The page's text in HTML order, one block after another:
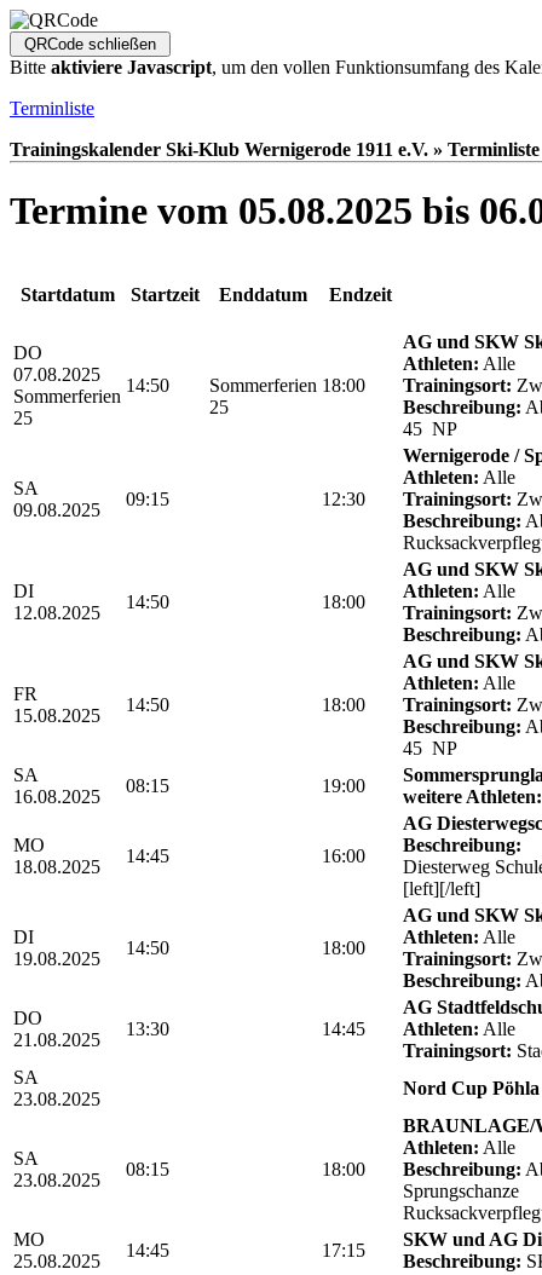
Bitte aktiviere Javascript, um den vollen Funktionsumfang des
Terminliste
Trainingskalender Ski-Klub Wernigerode 1911 e.V. » Terminliste
Termine vom 05.08.2025 bis
Startdatum Startzeit Enddatum Endzeit
DO
07.08.2025
Sommerferien
25
14:50
Sommerferien
25
18:00
AG und SKW
Athleten: Alle
Trainingsort:
Beschreibung:
45 NP
SA
09.08.2025
09:15 12:30
Wernigerode /
Athleten: Alle
Trainingsort:
Beschreibung:
DI
12.08.2025
14:50 18:00
AG und SKW
Athleten: Alle
Trainingsort:
Beschreibung:
FR
15.08.2025
14:50 18:00
AG und SKW
Athleten: Alle
Trainingsort:
Beschreibung:
45 NP
SA
16.08.2025
08:15 19:00
weitere Athleten:
MO
18.08.2025
14:45 16:00
AG
Beschreibung:
Diesterweg
[left][/left]
DI
19.08.2025
14:50 18:00
AG und SKW
Athleten: Alle
Trainingsort:
Beschreibung:
DO
21.08.2025
13:30 14:45
AG
Athleten: Alle
Trainingsort:
SA
23.08.2025
Nord Cup Pöhla
SA
23.08.2025
08:15 18:00
BRAUNLAGE/
Athleten: Alle
Beschreibung:
Sprungschanze
MO
25.08.2025
14:45 17:15
SKW und AG
Beschreibung: